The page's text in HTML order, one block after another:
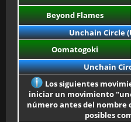
Beyond Flames
Unchain Circle
Oomatogoki
Unchain
Los siguientes
iniciar un movimiento
número antes del
posibles